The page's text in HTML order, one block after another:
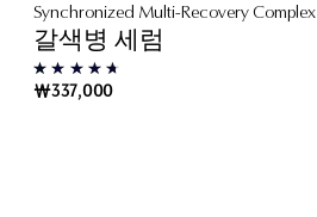
Synchronized Multi-Recovery Complex
갈색병 세럼
₩337,000